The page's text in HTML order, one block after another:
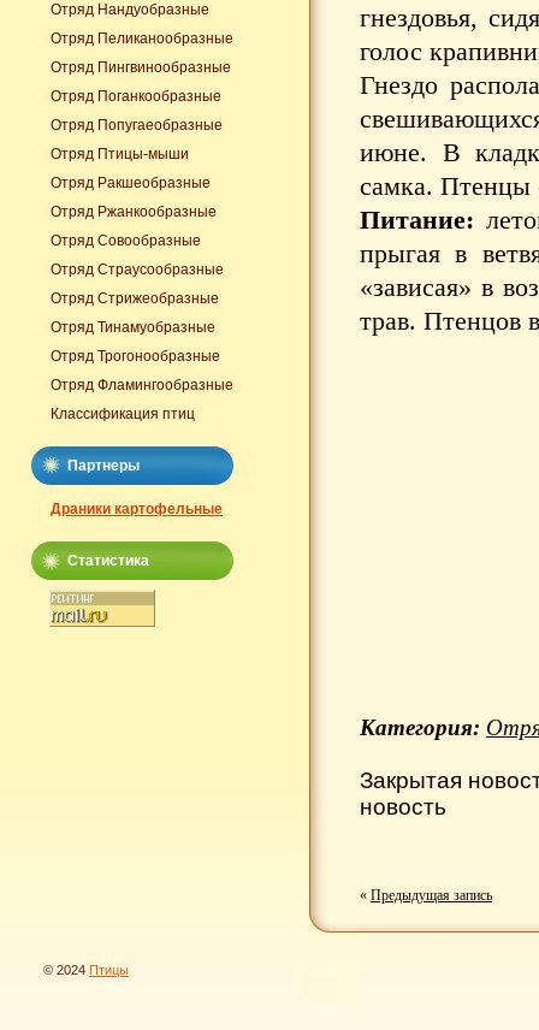
гнездовья,
голос
Гнездо
июне. В
самка. Птенцы
Питание:
прыгая в
«зависая» в
трав. Птенцов
Категория:
Закрытая
новость
« Предыдущая запись
Отряд Нандуобразные
Отряд Пеликанообразные
Отряд Пингвинообразные
Отряд Поганкообразные
Отряд Попугаеобразные
Отряд Птицы-мыши
Отряд Ракшеобразные
Отряд Ржанкообразные
Отряд Совообразные
Отряд Страусообразные
Отряд Стрижеобразные
Отряд Тинамуобразные
Отряд Трогонообразные
Отряд Фламингообразные
Классификация птиц
Партнеры
Драники картофельные
Статистика
© 2024 Птицы